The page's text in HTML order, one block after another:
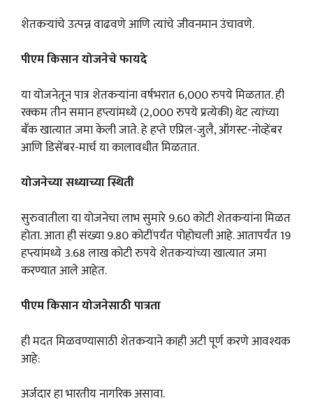
शेतकऱ्यांचे उत्पन्न वाढवणे आणि त्यांचे जीवनमान उंचावणे.
पीएम किसान योजनेचे फायदे
या योजनेतून पात्र शेतकऱ्यांना वर्षभरात 6,000 रुपये मिळतात. ही
रक्कम तीन समान हप्त्यांमध्ये (2,000 रुपये प्रत्येकी) थेट त्यांच्या
बँक खात्यात जमा केली जाते. हे हप्ते एप्रिल-जुलै, ऑगस्ट-नोव्हेंबर
आणि डिसेंबर-मार्च या कालावधीत मिळतात.
योजनेच्या सध्याच्या स्थिती
सुरुवातीला या योजनेचा लाभ सुमारे 9.60 कोटी शेतकऱ्यांना मिळत
होता. आता ही संख्या 9.80 कोटींपर्यंत पोहोचली आहे. आतापर्यंत 19
हप्त्यांमध्ये 3.68 लाख कोटी रुपये शेतकऱ्यांच्या खात्यात जमा
करण्यात आले आहेत.
पीएम किसान योजनेसाठी पात्रता
ही मदत मिळवण्यासाठी शेतकऱ्याने काही अटी पूर्ण करणे आवश्यक
आहे:
अर्जदार हा भारतीय नागरिक असावा.